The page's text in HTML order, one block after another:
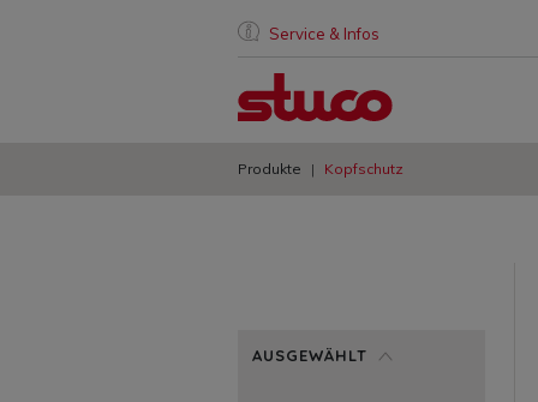
Service & Infos
Produkte Kopfschutz
AUSGEWÄHLT